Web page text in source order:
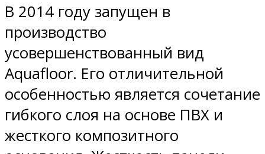
В 2014 году запущен в
производство
усовершенствованный вид
Aquafloor. Его отличительной
особенностью является сочетание
гибкого слоя на основе ПВХ и
жесткого композитного